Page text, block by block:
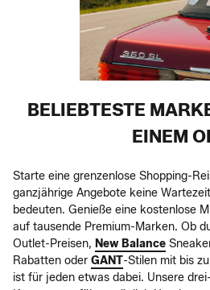
BELIEBTESTE
EINEM
Starte eine grenzenlose Shopping-
ganzjährige Angebote keine
bedeuten. Genieße eine kostenlose
auf tausende Premium-Marken. Ob
Outlet-Preisen, New Balance
Rabatten oder GANT-Stilen mit bis
ist für jeden etwas dabei. Unsere